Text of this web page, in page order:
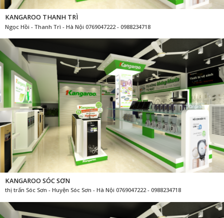
KANGAROO THANH TRÌ
Ngọc Hồi - Thanh Trì - Hà Nội 0769047222 - 0988234718
KANGAROO SÓC SƠN
thị trấn Sóc Sơn - Huyện Sóc Sơn - Hà Nội 0769047222 - 0988234718